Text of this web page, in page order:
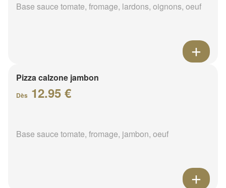
Base sauce tomate, fromage, lardons, oignons, oeuf
Pizza calzone jambon
Dès 12.95 €
Base sauce tomate, fromage, jambon, oeuf